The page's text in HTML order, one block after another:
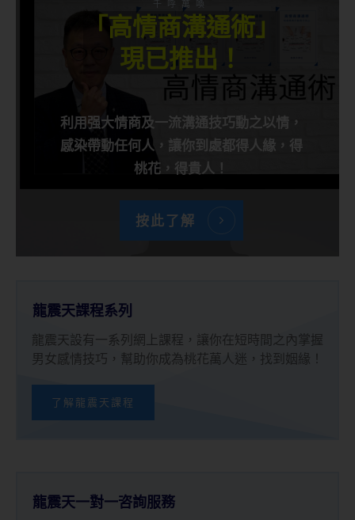
千呼萬喚
「高情商溝通術」
現已推出！
利用强大情商及一流溝通技巧動之以情，
感染帶動任何人，讓你到處都得人緣，得
桃花，得貴人！
按此了解
龍震天課程系列
龍震天設有一系列網上課程，讓你在短時間之內掌握
男女感情技巧，幫助你成為桃花萬人迷，找到姻緣！
了解龍震天課程
龍震天一對一咨詢服務